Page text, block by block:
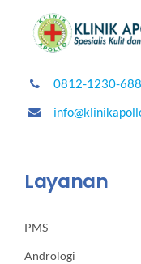
0812-1230-
Layanan
PMS
Andrologi